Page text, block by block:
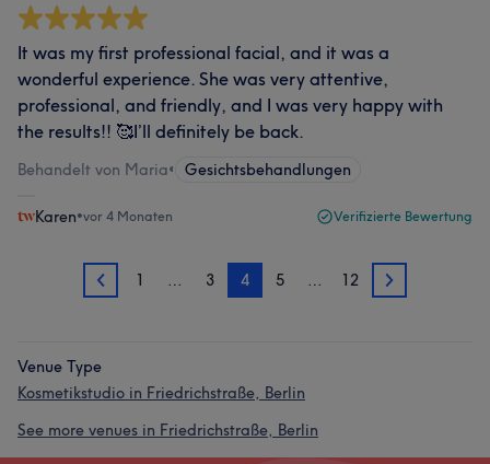
It was my first professional facial, and it was a
wonderful experience. She was very attentive,
professional, and friendly, and I was very happy with
the results!! 🥰I’ll definitely be back.
Behandelt von Maria• Gesichtsbehandlungen
Karen•vor 4 Monaten Verifizierte Bewertung
3 1 … 3 4 5 … 12 5
Venue Type
Kosmetikstudio in Friedrichstraße, Berlin
See more venues in Friedrichstraße, Berlin